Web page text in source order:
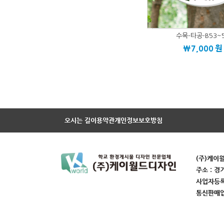
수목-타공-
\7,000원
오시는 길이용약관개인정보보호방침
(주)케이
주소 : 경
사업자
통신판매